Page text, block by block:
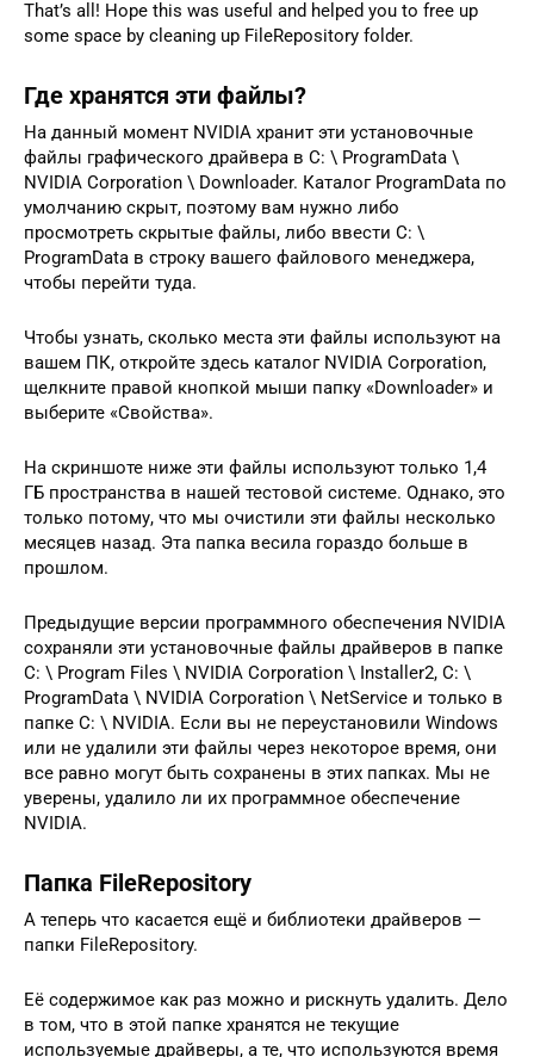
That’s all! Hope this was useful and helped you to free up
some space by cleaning up FileRepository folder.
Где хранятся эти файлы?
На данный момент NVIDIA хранит эти установочные
файлы графического драйвера в C: \ ProgramData \
NVIDIA Corporation \ Downloader. Каталог ProgramData по
умолчанию скрыт, поэтому вам нужно либо
просмотреть скрытые файлы, либо ввести C: \
ProgramData в строку вашего файлового менеджера,
чтобы перейти туда.
Чтобы узнать, сколько места эти файлы используют на
вашем ПК, откройте здесь каталог NVIDIA Corporation,
щелкните правой кнопкой мыши папку «Downloader» и
выберите «Свойства».
На скриншоте ниже эти файлы используют только 1,4
ГБ пространства в нашей тестовой системе. Однако, это
только потому, что мы очистили эти файлы несколько
месяцев назад. Эта папка весила гораздо больше в
прошлом.
Предыдущие версии программного обеспечения NVIDIA
сохраняли эти установочные файлы драйверов в папке
C: \ Program Files \ NVIDIA Corporation \ Installer2, C: \
ProgramData \ NVIDIA Corporation \ NetService и только в
папке C: \ NVIDIA. Если вы не переустановили Windows
или не удалили эти файлы через некоторое время, они
все равно могут быть сохранены в этих папках. Мы не
уверены, удалило ли их программное обеспечение
NVIDIA.
Папка FileRepository
А теперь что касается ещё и библиотеки драйверов —
папки FileRepository.
Её содержимое как раз можно и рискнуть удалить. Дело
в том, что в этой папке хранятся не текущие
используемые драйверы, а те, что используются время